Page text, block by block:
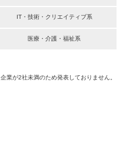
IT・技術・クリエイティブ系
医療・介護・福祉系
業が2社未満のため発表しておりません。